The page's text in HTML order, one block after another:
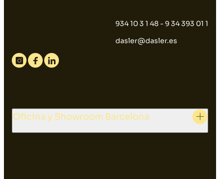
934 10 3 1 48 - 9 34 393 01 1
dasler@dasler.es
Instagram
FacebookLinkedin
Oficina y Showroom Barcelona